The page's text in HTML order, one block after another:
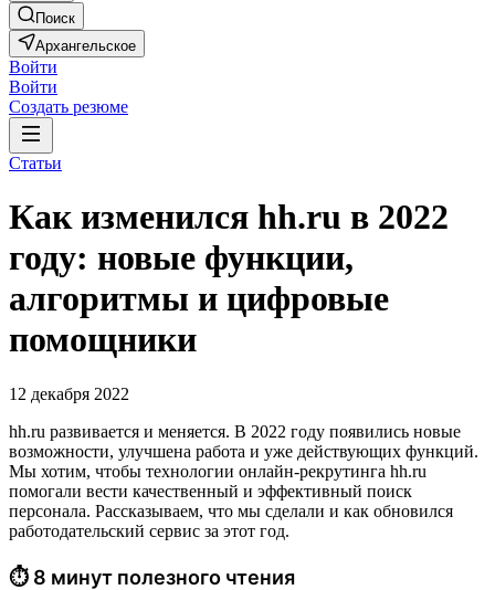
Поиск
Архангельское
Войти
Войти
Создать резюме
Статьи
Как изменился hh.ru в 2022
году: новые функции,
алгоритмы и цифровые
помощники
12 декабря 2022
hh.ru развивается и меняется. В 2022 году появились новые
возможности, улучшена работа и уже действующих функций.
Мы хотим, чтобы технологии онлайн-рекрутинга hh.ru
помогали вести качественный и эффективный поиск
персонала. Рассказываем, что мы сделали и как обновился
работодательский сервис за этот год.
⏱ 8 минут полезного чтения